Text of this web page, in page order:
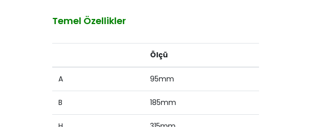
Temel Özellikler
Ölçü
A 95mm
B 185mm